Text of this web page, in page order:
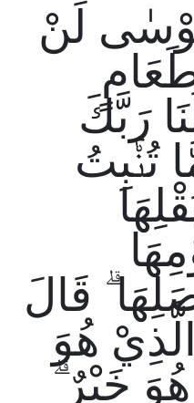
لَنْ
رَبَّكَ
تُنْۢبِتُ
قَالَ
هُوَ
هُوَ خَيْرٌ